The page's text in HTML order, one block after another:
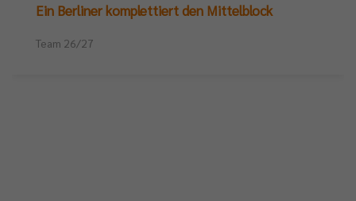
Ein Berliner komplettiert den Mittelblock
Team 26/27